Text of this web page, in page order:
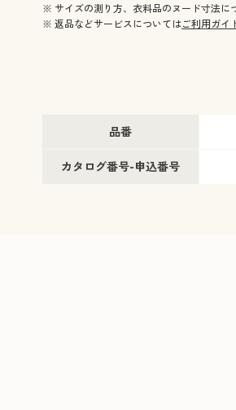
※ サイズの測り方、衣料品のヌード寸法に
※ 返品などサービスについてはご利用ガイ
品番
カタログ番号-申込番号